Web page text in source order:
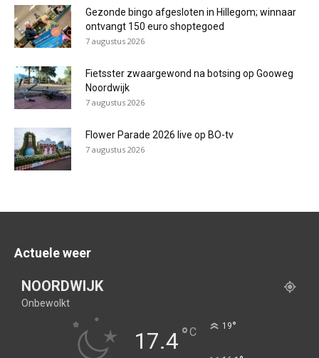
Gezonde bingo afgesloten in Hillegom; winnaar
ontvangt 150 euro shoptegoed
7 augustus 2026
Fietsster zwaargewond na botsing op Gooweg
Noordwijk
7 augustus 2026
Flower Parade 2026 live op BO-tv
7 augustus 2026
Actuele weer
NOORDWIJK
Onbewolkt
17.4°C 19°